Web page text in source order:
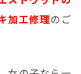
加工修理のご